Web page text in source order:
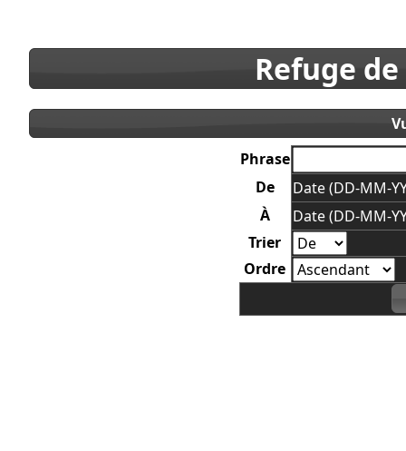
Refuge
Phrase
De
Date (DD-MM-
À
Date (DD-MM-
Trier
Ordre